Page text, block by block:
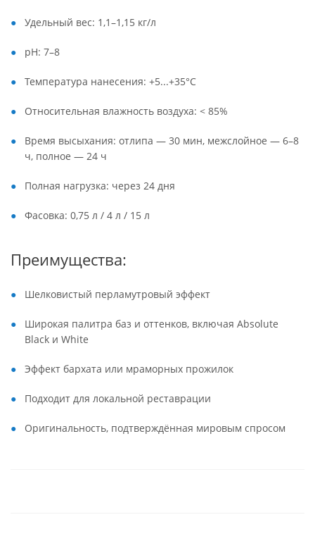
Удельный вес: 1,1–1,15 кг/л
pH: 7–8
Температура нанесения: +5...+35°C
Относительная влажность воздуха: < 85%
Время высыхания: отлипа — 30 мин, межслойное — 6–8
ч, полное — 24 ч
Полная нагрузка: через 24 дня
Фасовка: 0,75 л / 4 л / 15 л
Преимущества:
Шелковистый перламутровый эффект
Широкая палитра баз и оттенков, включая Absolute
Black и White
Эффект бархата или мраморных прожилок
Подходит для локальной реставрации
Оригинальность, подтверждённая мировым спросом